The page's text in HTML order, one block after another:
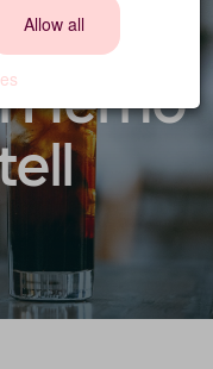
Hernö
Allow all